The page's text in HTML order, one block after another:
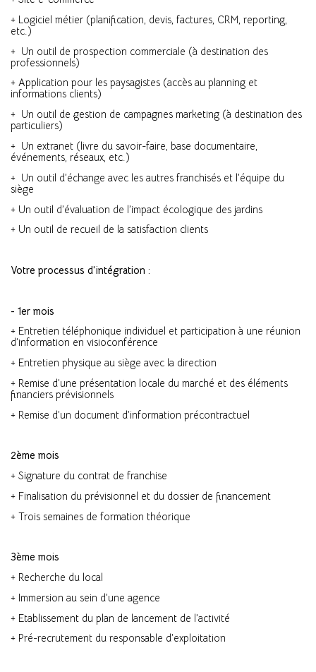
+ Logiciel métier (planification, devis, factures, CRM, reporting,
etc.)
+ Un outil de prospection commerciale (à destination des
professionnels)
+ Application pour les paysagistes (accès au planning et
informations clients)
+ Un outil de gestion de campagnes marketing (à destination des
particuliers)
+ Un extranet (livre du savoir-faire, base documentaire,
événements, réseaux, etc.)
+ Un outil d’échange avec les autres franchisés et l’équipe du
siège
+ Un outil d’évaluation de l’impact écologique des jardins
+ Un outil de recueil de la satisfaction clients
Votre processus d’intégration :
- 1er mois
+ Entretien téléphonique individuel et participation à une réunion
d’information en visioconférence
+ Entretien physique au siège avec la direction
+ Remise d’une présentation locale du marché et des éléments
financiers prévisionnels
+ Remise d’un document d’information précontractuel
2ème mois
+ Signature du contrat de franchise
+ Finalisation du prévisionnel et du dossier de financement
+ Trois semaines de formation théorique
3ème mois
+ Recherche du local
+ Immersion au sein d’une agence
+ Etablissement du plan de lancement de l’activité
+ Pré-recrutement du responsable d’exploitation